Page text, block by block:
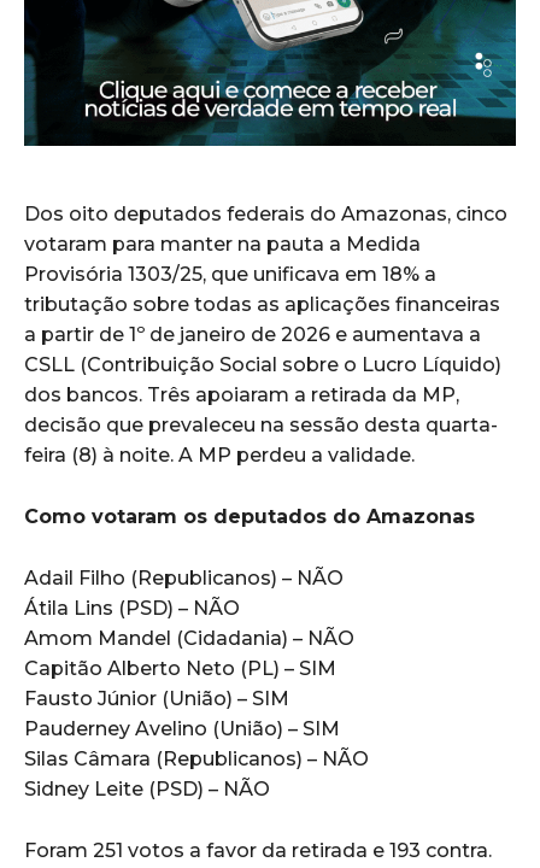
Dos oito deputados federais do Amazonas, cinco
votaram para manter na pauta a Medida
Provisória 1303/25, que unificava em 18% a
tributação sobre todas as aplicações financeiras
a partir de 1º de janeiro de 2026 e aumentava a
CSLL (Contribuição Social sobre o Lucro Líquido)
dos bancos. Três apoiaram a retirada da MP,
decisão que prevaleceu na sessão desta quarta-
feira (8) à noite. A MP perdeu a validade.
Como votaram os deputados do Amazonas
Adail Filho (Republicanos) – NÃO
Átila Lins (PSD) – NÃO
Amom Mandel (Cidadania) – NÃO
Capitão Alberto Neto (PL) – SIM
Fausto Júnior (União) – SIM
Pauderney Avelino (União) – SIM
Silas Câmara (Republicanos) – NÃO
Sidney Leite (PSD) – NÃO
Foram 251 votos a favor da retirada e 193 contra.